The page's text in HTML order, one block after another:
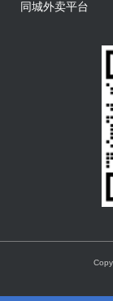
同城外卖平台